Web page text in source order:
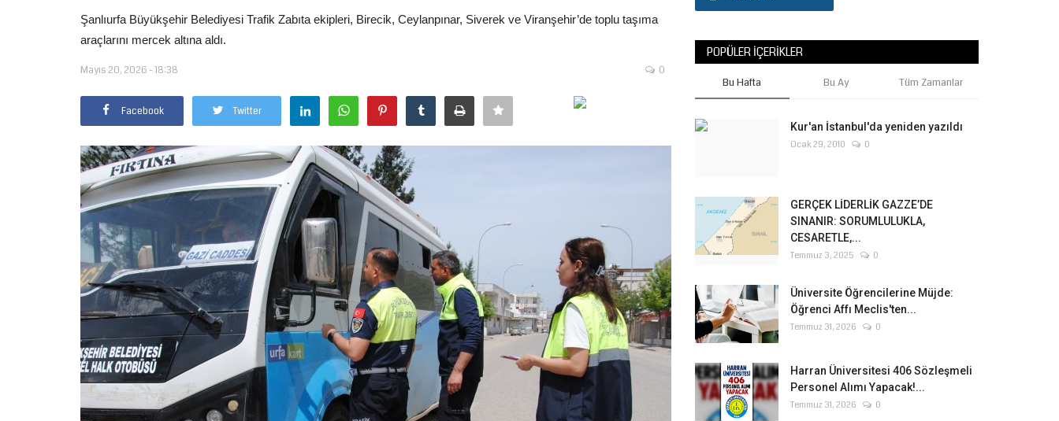
Şanlıurfa Büyükşehir Belediyesi Trafik Zabıta ekipleri, Birecik, Ceylanpınar, Siverek ve Viranşehir’de toplu taşıma
araçlarını mercek altına aldı.
Mayıs 20, 2026 - 18:38 0
Facebook Twitter
POPÜLER İÇERIKLER
Bu Hafta Bu Ay Tüm Zamanlar
Kur'an İstanbul'da yeniden yazıldı
Ocak 29, 2010 0
GERÇEK LİDERLİK GAZZE’DE
SINANIR: SORUMLULUKLA,
CESARETLE,...
Temmuz 3, 2025 0
Üniversite Öğrencilerine Müjde:
Öğrenci Affı Meclis'ten...
Temmuz 31, 2026 0
Harran Üniversitesi 406 Sözleşmeli
Personel Alımı Yapacak!...
Temmuz 31, 2026 0